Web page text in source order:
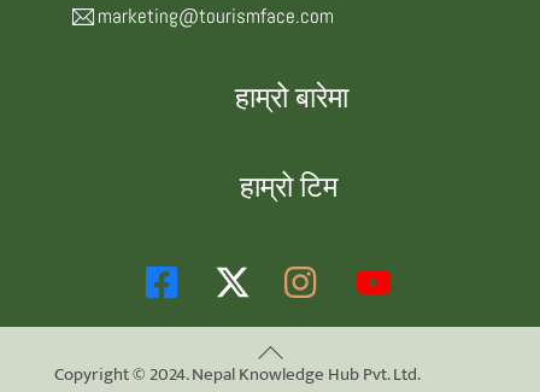
marketing@tourismface.com
हाम्रो बारेमा
हाम्रो टिम
Back
To
Copyright © 2024. Nepal Knowledge Hub Pvt. Ltd.